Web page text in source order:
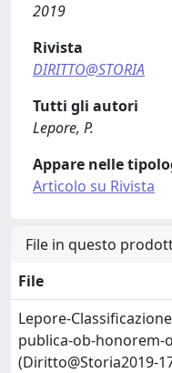
2019
Rivista
DIRITTO@STORIA
Tutti gli autori
Lepore, P.
Appare nelle
Articolo su Rivista
File in questo
File
Lepore-
publica-ob-honorem-
(Diritto@Storia2019-